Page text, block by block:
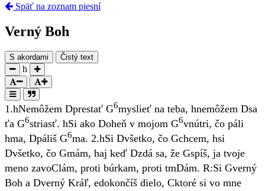
Späť na zoznam piesní
Verný Boh
S akordami Čistý text
h
1.hNemôžem Dprestať G6myslieť na teba, hnemôžem Dsa
ťa G6striasť. hSi ako Doheň v mojom G6vnútri, čo páli
hma, Dpáliš G6ma. 2.hSi Dvšetko, čo Gchcem, hsi
Dvšetko, čo Gmám, haj keď Dzdá sa, že Gspíš, ja tvoje
meno zavoClám, proti búrkam, proti tmDám. R:Si Gverný
Boh a Dverný Kráľ, edokončíš dielo, Cktoré si vo mne